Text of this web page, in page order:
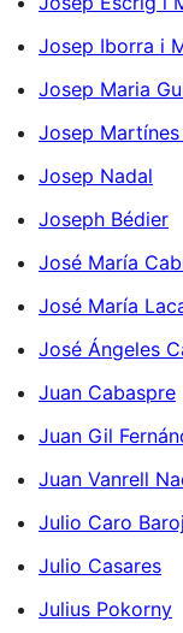
Josep Iborra i
Josep Maria
Josep Martínes
Josep Nadal
Joseph Bédier
José María
José María
José Ángeles
Juan Cabaspre
Juan Gil
Juan Vanrell
Julio Caro
Julio Casares
Julius Pokorny